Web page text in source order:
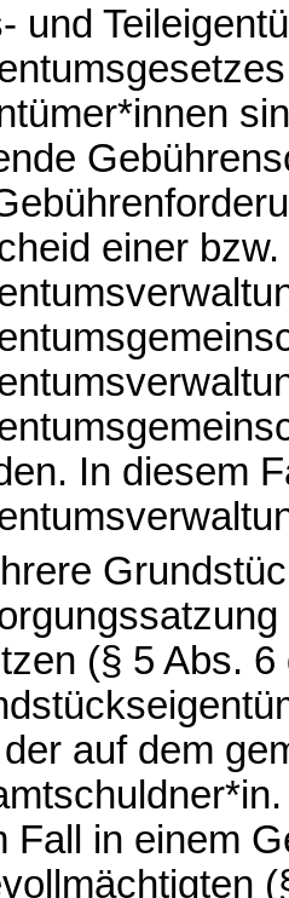
und
einer
In diesem
(§ 5 Abs.
auf dem
Fall in einem